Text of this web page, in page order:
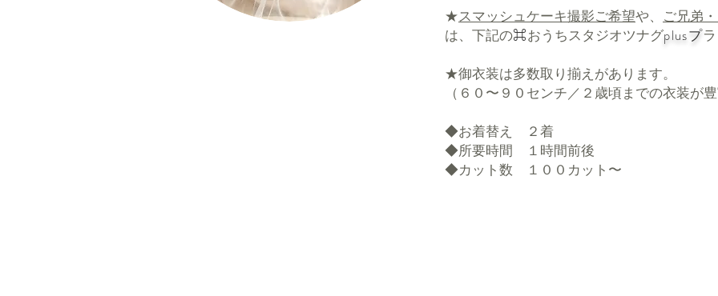
★スマッシュケーキ撮影ご希望や、 ご兄弟
は、下記の⌘​おうちスタジオツナグplusプ
★御衣装は多数取り揃えがあります。
（６０〜９０センチ／２歳頃までの衣装が
​◆お着替え ２着
◆所要時間 １時間前後
◆カット数 １００カット〜